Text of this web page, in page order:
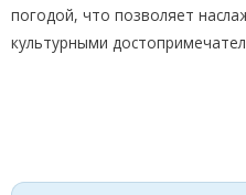
погодой, что позволяет
культурными